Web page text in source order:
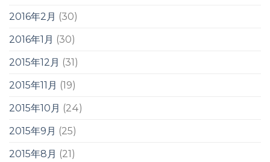
2016年2月 (30)
2016年1月 (30)
2015年12月 (31)
2015年11月 (19)
2015年10月 (24)
2015年9月 (25)
2015年8月 (21)